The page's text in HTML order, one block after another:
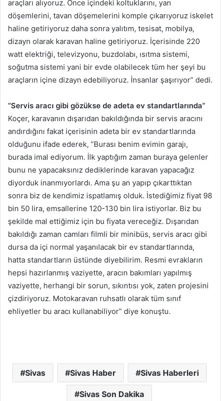
araçları alıyoruz. Önce içindeki koltuklarını, yan
döşemlerini, tavan döşemelerini komple çıkarıyoruz iskelet
haline getiriyoruz daha sonra yalıtım, tesisat, mobilya,
dizayn olarak karavan haline getiriyoruz. İçerisinde 220
watt elektriği, televizyonu, buzdolabı, ısıtma sistemi,
soğutma sistemi yani bir evde olabilecek tüm her şeyi bu
araçların içine dizayn edebiliyoruz. İnsanlar şaşırıyor” dedi.
“Servis aracı gibi gözükse de adeta ev standartlarında”
Koçer, karavanın dışarıdan bakıldığında bir servis aracını
andırdığını fakat içerisinin adeta bir ev standartlarında
olduğunu ifade ederek, “Burası benim evimin garajı,
burada imal ediyorum. İlk yaptığım zaman buraya gelenler
bunu ne yapacaksınız dediklerinde karavan yapacağız
diyorduk inanmıyorlardı. Ama şu an yapıp çıkarttıktan
sonra biz de kendimiz ispatlamış olduk. İstediğimiz fiyat 98
bin 50 lira, emsallerine 120-130 bin lira istiyorlar. Biz bu
şekilde mal ettiğimiz için bu fiyata vereceğiz. Dışarıdan
bakıldığı zaman camları filmli bir minibüs, servis aracı gibi
dursa da içi normal yaşanılacak bir ev standartlarında,
hatta standartların üstünde diyebilirim. Resmi evrakların
hepsi hazırlanmış vaziyette, aracın bakımları yapılmış
vaziyette, herhangi bir sorun, sıkıntısı yok, zaten projesini
çizdiriyoruz. Motokaravan ruhsatlı olarak tüm sınıf
ehliyetler bu aracı kullanabiliyor” diye konuştu.
Sivas Sivas Haber Sivas Haberleri
Sivas Son Dakika